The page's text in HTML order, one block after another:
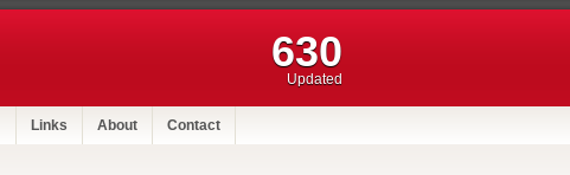
630
Updated
Links About Contact